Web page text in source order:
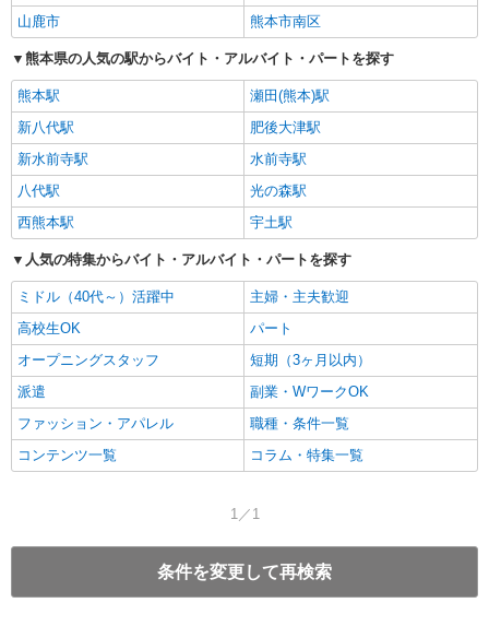
山鹿市
熊本市南区
熊本県の人気の駅からバイト・アルバイト・パートを探す
熊本駅
瀬田(熊本)駅
新八代駅
肥後大津駅
新水前寺駅
水前寺駅
八代駅
光の森駅
西熊本駅
宇土駅
人気の特集からバイト・アルバイト・パートを探す
ミドル（40代～）活躍中
主婦・主夫歓迎
高校生OK
パート
オープニングスタッフ
短期（3ヶ月以内）
派遣
副業・WワークOK
ファッション・アパレル
職種・条件一覧
コンテンツ一覧
コラム・特集一覧
1／1
条件を変更して再検索